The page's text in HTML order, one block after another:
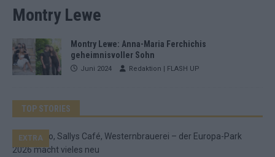
Montry Lewe
Montry Lewe: Anna-Maria Ferchichis
geheimnisvoller Sohn
Juni 2024 Redaktion | FLASH UP
TOP STORIES
EXTRA